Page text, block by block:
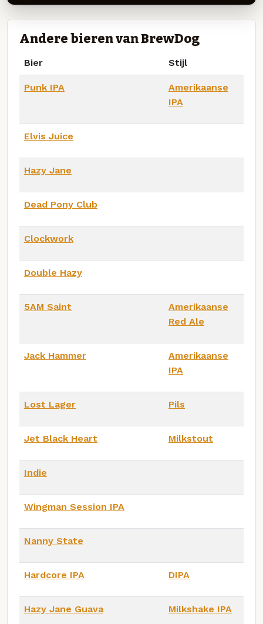
Andere bieren van BrewDog
Bier Stijl
Punk IPA
Amerikaanse
IPA
Elvis Juice
Hazy Jane
Dead Pony Club
Clockwork
Double Hazy
5AM Saint
Amerikaanse
Red Ale
Jack Hammer
Amerikaanse
IPA
Lost Lager Pils
Jet Black Heart Milkstout
Indie
Wingman Session IPA
Nanny State
Hardcore IPA DIPA
Hazy Jane Guava Milkshake IPA